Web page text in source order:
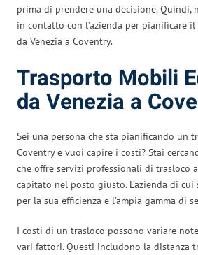
prima di prendere una decisione. Quindi,
in contatto con l’azienda per pianificare
da Venezia a Coventry.
Trasporto Mobili
da Venezia a
Sei una persona che sta pianificando un
Coventry e vuoi capire i costi? Stai
che offre servizi professionali di trasloco
capitato nel posto giusto. L’azienda di
per la sua efficienza e l’ampia gamma di
I costi di un trasloco possono variare
vari fattori. Questi includono la distanza